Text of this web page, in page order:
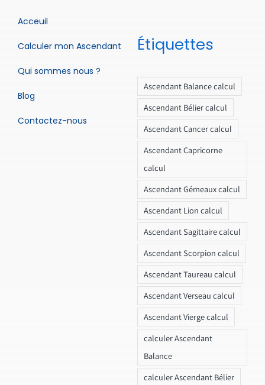
Acceuil
Calculer mon Ascendant
Qui sommes nous ?
Blog
Contactez-nous
Étiquettes
Ascendant Balance calcul
Ascendant Bélier calcul
Ascendant Cancer calcul
Ascendant Capricorne
calcul
Ascendant Gémeaux calcul
Ascendant Lion calcul
Ascendant Sagittaire calcul
Ascendant Scorpion calcul
Ascendant Taureau calcul
Ascendant Verseau calcul
Ascendant Vierge calcul
calculer Ascendant
Balance
calculer Ascendant Bélier